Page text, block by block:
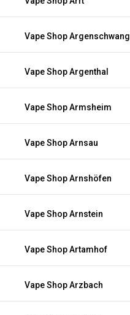
Vape Shop Argenschwang
Vape Shop Argenthal
Vape Shop Armsheim
Vape Shop Arnsau
Vape Shop Arnshöfen
Vape Shop Arnstein
Vape Shop Artamhof
Vape Shop Arzbach